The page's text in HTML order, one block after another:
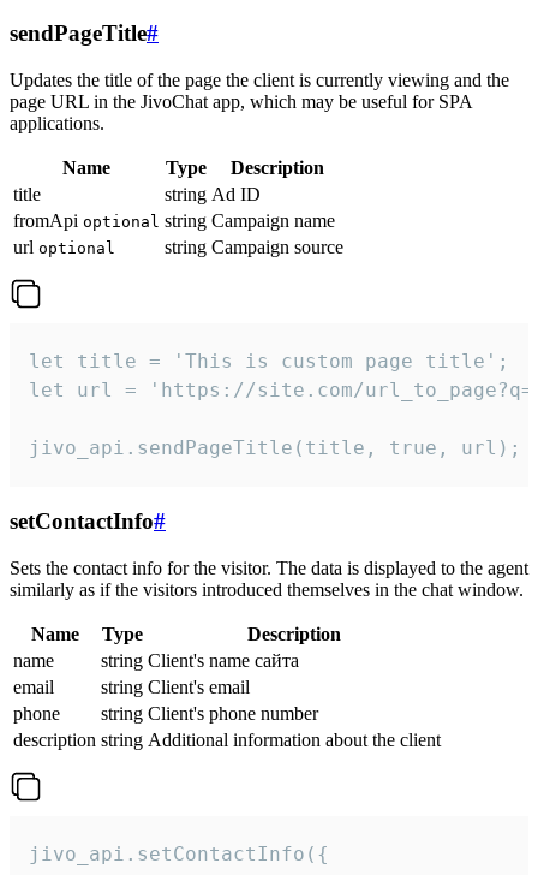
sendPageTitle#
Updates the title of the page the client is currently viewing and the
page URL in the JivoChat app, which may be useful for SPA
applications.
Name Type
Description
title
string Ad ID
fromApi optional string Campaign name
url optional string Campaign source
let title = 'This is custom page title';
let url = 'https://site.com/
jivo_api.sendPageTitle(title, true, url);
setContactInfo#
Sets the contact info for the visitor. The data is displayed to the agent
similarly as if the visitors introduced themselves in the chat window.
Name Type
Description
name
string Client's name сайта
email
string Client's email
phone
string Client's phone number
description string Additional information about the client
jivo_api.setContactInfo({